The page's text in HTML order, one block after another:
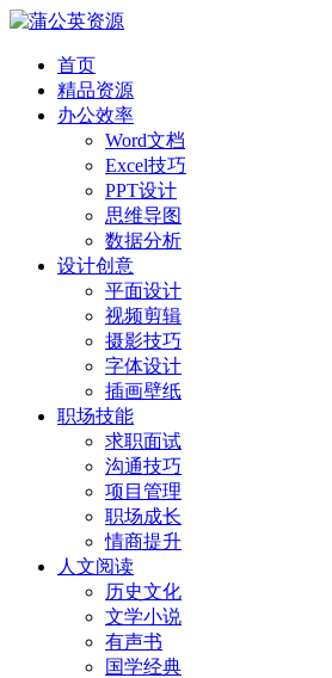
首页
精品资源
办公效率
Word文档
Excel技巧
PPT设计
思维导图
数据分析
设计创意
平面设计
视频剪辑
摄影技巧
字体设计
插画壁纸
职场技能
求职面试
沟通技巧
项目管理
职场成长
情商提升
人文阅读
历史文化
文学小说
有声书
国学经典